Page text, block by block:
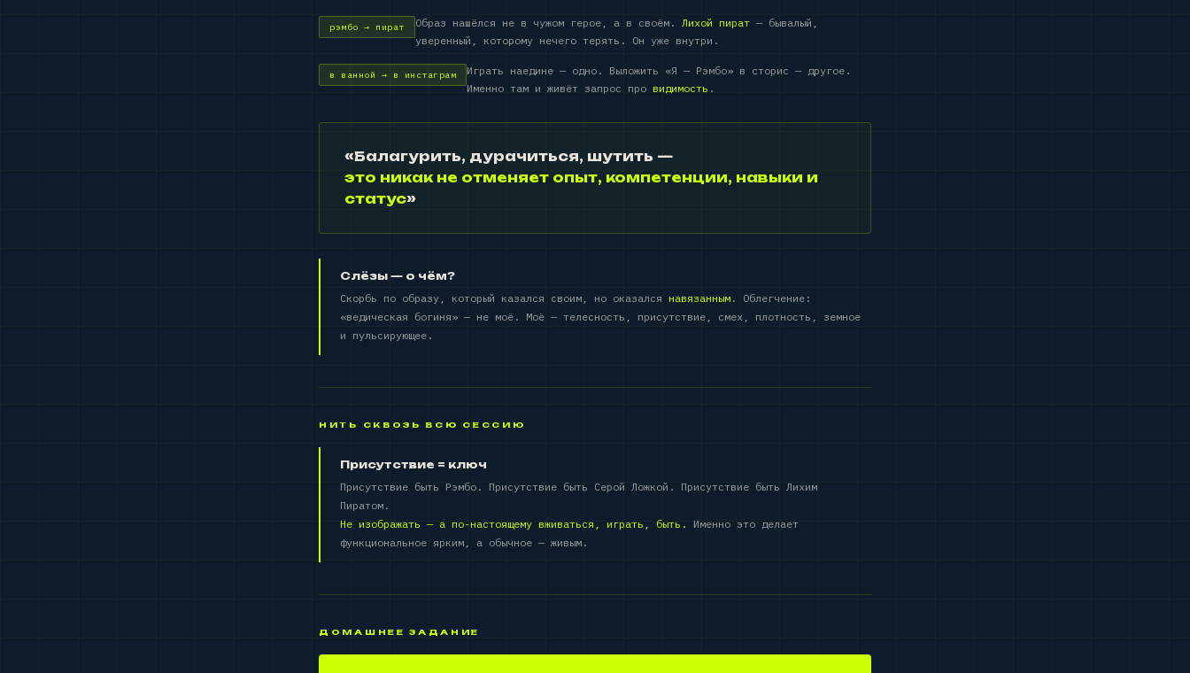
рэмбо → пират Образ нашёлся не в чужом герое, а в своём. Лихой пират— бывалый,
уверенный, которому нечего терять. Он уже внутри.
в ванной → в инстаграм
Играть наедине — одно. Выложить «Я — Рэмбо» в сторис — другое.
Именно там и живёт запрос про видимость .
«Балагурить, дурачиться, шутить —
это никак не отменяет опыт, компетенции, навыки и
статус»
Слёзы — о чём?
Скорбь по образу, который казался своим, но оказался навязанным . Облегчение:
«ведическая богиня» — не моё. Моё — телесность, присутствие, смех, плотность, земное
и пульсирующее.
НИТЬ СКВОЗЬ ВСЮ СЕССИЮ
Присутствие = ключ
Присутствие быть Рэмбо. Присутствие быть Серой Ложкой. Присутствие быть Лихим
Пиратом.
Не изображать — а по-настоящему вживаться, играть, быть.
Именно это делает
функциональное ярким, а обычное — живым.
ДОМАШНЕЕ ЗАДАНИЕ